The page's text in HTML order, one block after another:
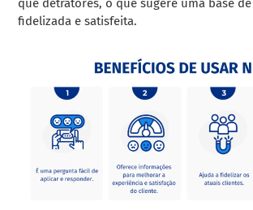
que detratores, o que sugere uma base
fidelizada e satisfeita.